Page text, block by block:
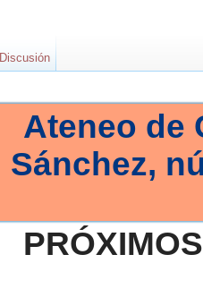
Ateneo de
Sánchez,
Discusión